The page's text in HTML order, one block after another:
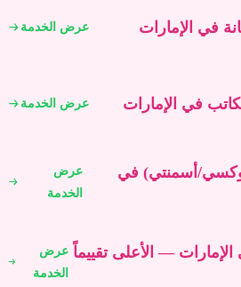
في الإمارات عرض الخدمة
في الإمارات عرض الخدمة
أسمنتي) في
عرض
الخدمة
— الأعلى تقييماً عرض
الخدمة